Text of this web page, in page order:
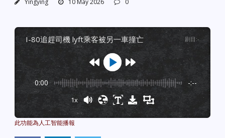
Yingying 10 May 2026 0
i-80追趕司機 lyft乘客被另一車撞亡 剧目 :-
0:00 -:--
1x